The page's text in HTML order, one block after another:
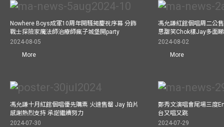
Nowhere Boys成軍10周年開騷揭慶祝序幕 分飾
戰士探險家魔法師治療師瘋子城堡開party
2024-08-05
More
馮允謙紅館個唱周二公
思甜笑Chok樣Jay多面睇
2024-08-02
More
馮允謙十月紅館個唱優先購票 火速售罄 Jay 拍片
感謝熱烈支持 承諾繼續努力
2024-07-30
鄭秀文演唱會尾場三度
台又唱又跳
2024-07-29